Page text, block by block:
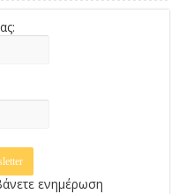
ενημέρωση